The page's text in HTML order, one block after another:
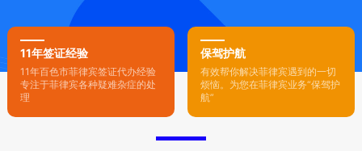
11年签证经验
11年百色市菲律宾签证代办经验
专注于菲律宾各种疑难杂症的处
理
保驾护航
有效帮你解决菲律宾遇到的一切
烦恼。为您在菲律宾业务“保驾护
航”